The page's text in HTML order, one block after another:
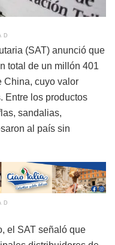
(SAT) anunció que
total de un millón 401
China, cuyo valor
Entre los productos
sandalias,
al país sin
el SAT señaló que